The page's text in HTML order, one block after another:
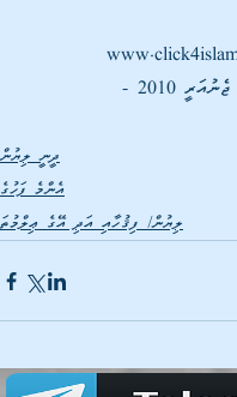
ދީނީ ލިޔުން
އެންމެ ފަހުގެ
ލިޔުން/ ފިޤުހާއި އަދި އޭގެ ޢިލްމުތަ